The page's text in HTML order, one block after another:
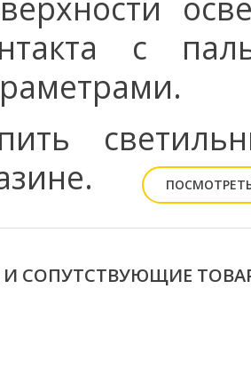
с
СОПУТСТВУЮЩИЕ